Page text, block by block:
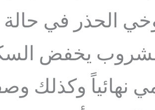
الحذر في
يخفض
نهائياً وكذلك